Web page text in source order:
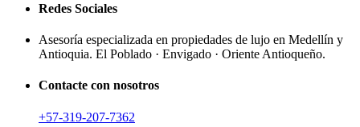
Redes Sociales
Asesoría especializada en propiedades de lujo en Medellín y
Antioquia. El Poblado · Envigado · Oriente Antioqueño.
Contacte con nosotros
+57-319-207-7362